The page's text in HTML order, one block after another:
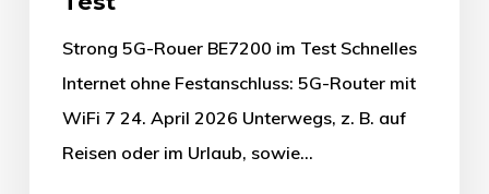
Strong 5G-Rouer BE7200 im Test Schnelles
Internet ohne Festanschluss: 5G-Router mit
WiFi 7 24. April 2026 Unterwegs, z. B. auf
Reisen oder im Urlaub, sowie…